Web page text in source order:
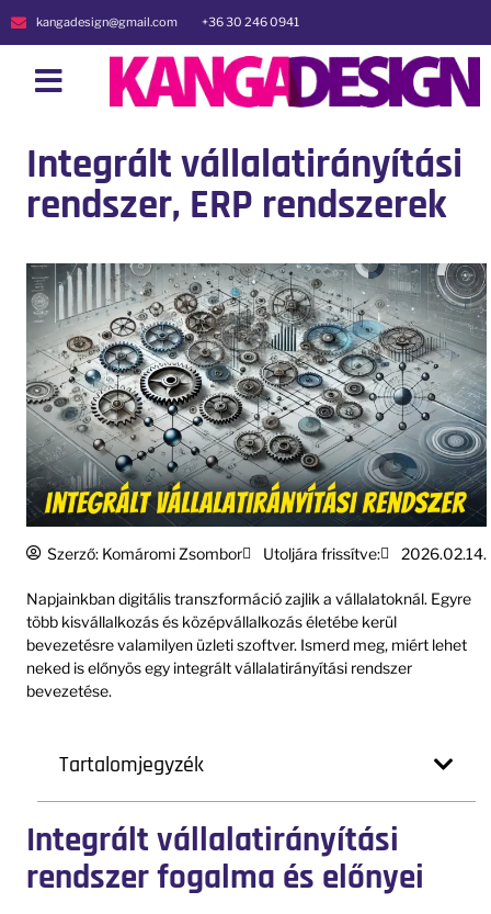
kangadesign@gmail.com +36 30 246 0941
Integrált vállalatirányítási
rendszer, ERP rendszerek
Szerző: Komáromi Zsombor Utoljára frissítve: 2026.02.14.
Napjainkban digitális transzformáció zajlik a vállalatoknál. Egyre
több kisvállalkozás és középvállalkozás életébe kerül
bevezetésre valamilyen üzleti szoftver. Ismerd meg, miért lehet
neked is előnyös egy integrált vállalatirányítási rendszer
bevezetése.
Tartalomjegyzék
Integrált vállalatirányítási
rendszer fogalma és előnyei